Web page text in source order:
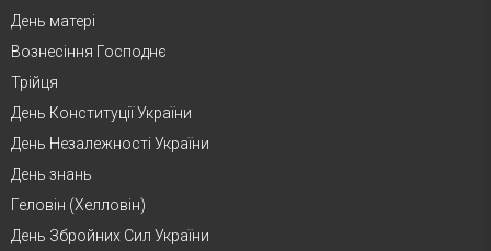
День матері
Вознесіння Господнє
Трійця
День Конституції України
День Незалежності України
День знань
Геловін (Хелловін)
День Збройних Сил України